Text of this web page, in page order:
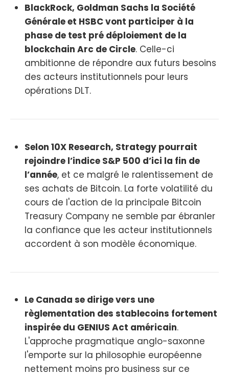
BlackRock, Goldman Sachs la Société
Générale et HSBC vont participer à la
phase de test pré déploiement de la
blockchain Arc de Circle. Celle-ci
ambitionne de répondre aux futurs besoins
des acteurs institutionnels pour leurs
opérations DLT.
Selon 10X Research, Strategy pourrait
rejoindre l’indice S&P 500 d’ici la fin de
l’année, et ce malgré le ralentissement de
ses achats de Bitcoin. La forte volatilité du
cours de l'action de la principale Bitcoin
Treasury Company ne semble par ébranler
la confiance que les acteur institutionnels
accordent à son modèle économique.
Le Canada se dirige vers une
règlementation des stablecoins fortement
inspirée du GENIUS Act américain.
L'approche pragmatique anglo-saxonne
l'emporte sur la philosophie européenne
nettement moins pro business sur ce